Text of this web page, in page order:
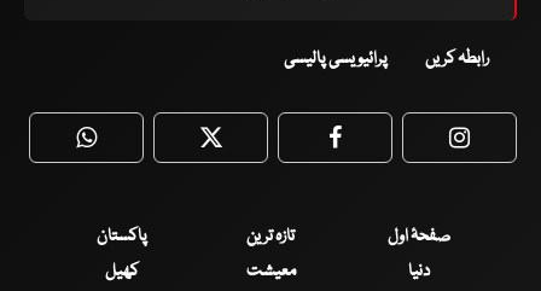
رابطہ کریں پرائیویسی پالیسی
WhatsApp Twitter Facebook
صفحۂ اول تازہ ترین
پاکستان
دنیا
معیشت کھیل